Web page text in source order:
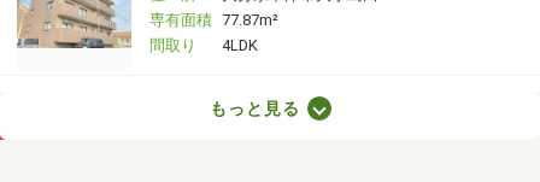
専有面積 77.87m²
間取り
4LDK
大分県大分市高松東３丁目もっと見る